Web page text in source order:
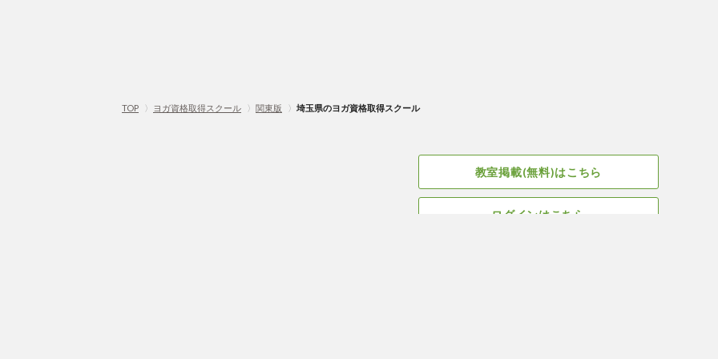
TOP 〉 ヨガ資格取得スクール 〉 関東版 〉 埼玉県のヨガ資格取得スクール
教室掲載(無料)はこちら
ログインはこちら